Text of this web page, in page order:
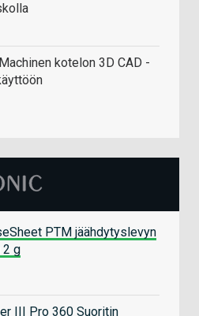
kotelon 3D CAD -
PTM jäähdytyslevyn
2 g
III Pro 360 Suoritin